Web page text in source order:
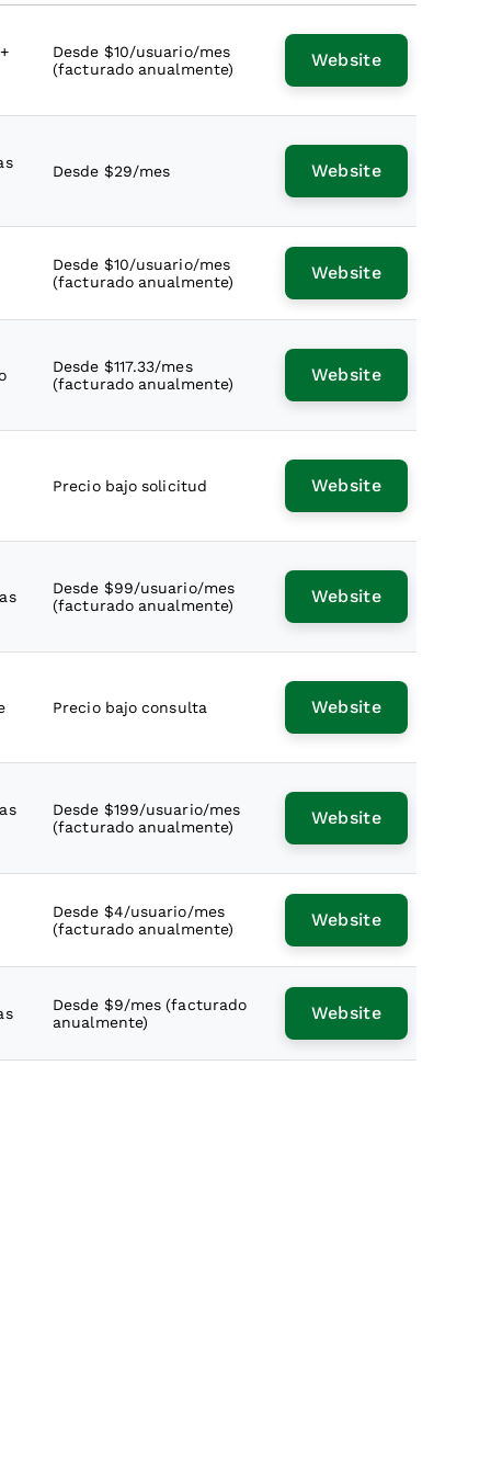
Desde $10/usuario/mes
(facturado anualmente)
Website
Desde $29/mes Website
Desde $10/usuario/mes
(facturado anualmente)
Website
Desde $117.33/mes
(facturado anualmente)
Website
Precio bajo solicitud Website
Desde $99/usuario/mes
(facturado anualmente)
Website
Precio bajo consulta Website
Desde $199/usuario/mes
(facturado anualmente)
Website
Desde $4/usuario/mes
(facturado anualmente)
Website
Desde $9/mes (facturado
anualmente)
Website